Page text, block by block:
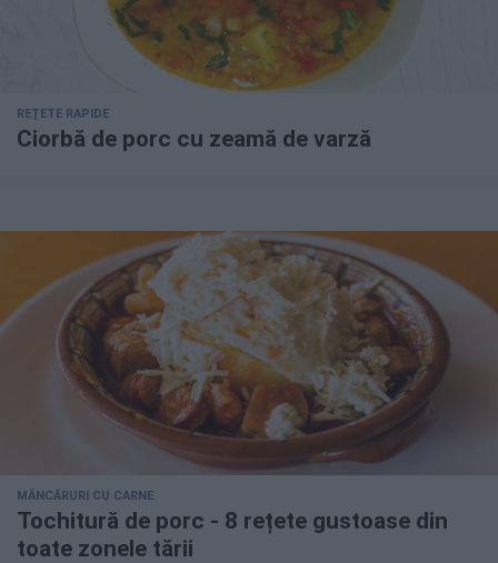
REȚETE RAPIDE
Ciorbă de porc cu zeamă de varză
MÂNCĂRURI CU CARNE
Tochitură de porc - 8 rețete gustoase din
toate zonele tării